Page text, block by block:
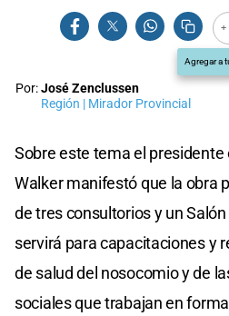
+
Agregar a
Por:José Zenclussen
Región | Mirador Provincial
Sobre este tema el
Walker manifestó que la obra
de tres consultorios y un
servirá para capacitaciones y
de salud del nosocomio y de
sociales que trabajan en